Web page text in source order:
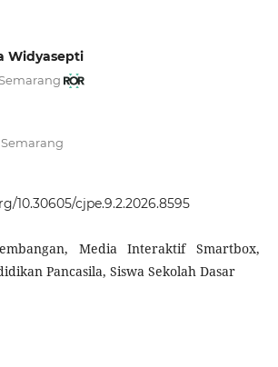
Widyasepti
10.30605/cjpe.9.2.2026.8595
Media Interaktif Smartbox,
Pancasila, Siswa Sekolah Dasar